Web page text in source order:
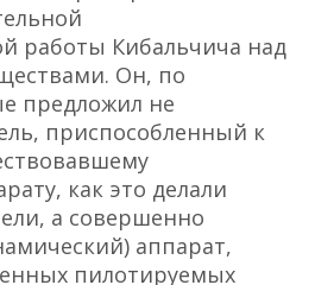
работы Кибальчича над
Он, по
предложил не
приспособленный к
как это делали
а совершенно
аппарат,
пилотируемых